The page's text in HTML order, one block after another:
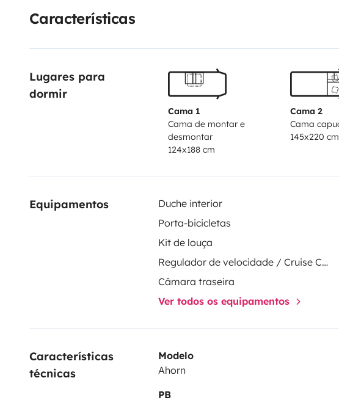
Características
Lugares para
dormir
Cama 1
Cama de montar e
desmontar
124x188 cm
Cama 2
Cama
145x220 cm
Equipamentos Duche interior
Porta-bicicletas
Kit de louça
Regulador de velocidade / Cruise Control
Câmara traseira
Ver todos os equipamentos
Características
técnicas
Modelo
Ahorn
PB